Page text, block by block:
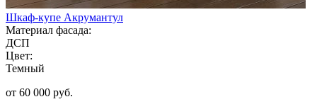
Шкаф-купе Акрумантул
Материал фасада:
ДСП
Цвет:
Темный
от 60 000 руб.